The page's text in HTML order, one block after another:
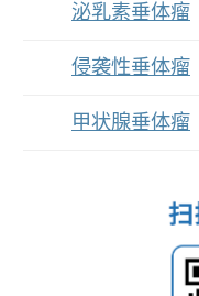
泌乳素垂体瘤
侵袭性垂体瘤
甲状腺垂体瘤